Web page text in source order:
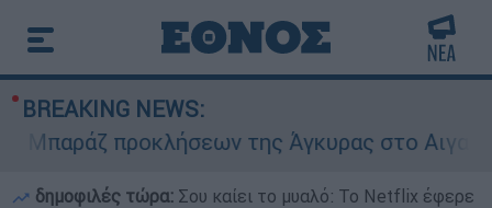
BREAKING NEWS:
Μπαράζ προκλήσεων της Άγκυρας στο Αιγαίο:
δημοφιλές τώρα: Σου καίει το μυαλό: Το Netflix έφερε